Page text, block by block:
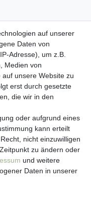
auf unserer
Daten von
Adresse), um z.B.
Medien von
unsere Website zu
erst durch gesetzte
die wir in den
oder aufgrund eines
kann erteilt
nicht einzuwilligen
zu ändern oder
und weitere
Daten in unserer